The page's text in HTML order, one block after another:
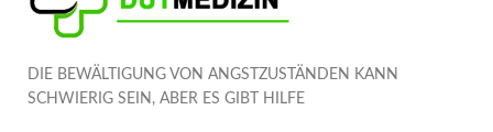
DIE BEWÄLTIGUNG VON ANGSTZUSTÄNDEN KANN
SCHWIERIG SEIN, ABER ES GIBT HILFE